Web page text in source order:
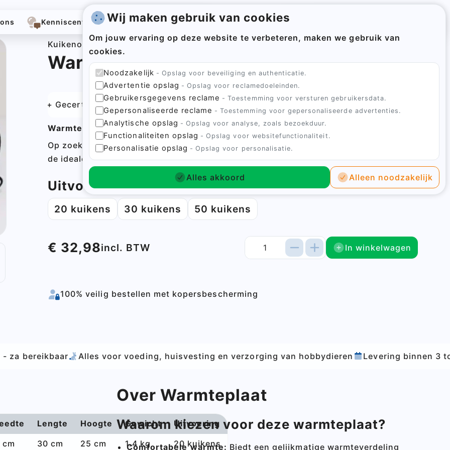
Wij maken gebruik van cookies
Om jouw ervaring op deze website te verbeteren, maken we gebruik van
cookies.
Noodzakelijk Opslag voor beveiliging en authenticatie.
Advertentie opslag Opslag voor reclamedoeleinden.
Gebruikersgegevens reclame Toestemming voor versturen gebruikersdata.
Gepersonaliseerde reclame Toestemming voor gepersonaliseerde advertenties.
Analytische opslag Opslag voor analyse, zoals bezoekduur.
Functionaliteiten opslag Opslag voor websitefunctionaliteit.
Personalisatie opslag Opslag voor personalisatie.
Alles akkoord Alleen noodzakelijk
Kenniscentrum Contact Menu
Kuikenopfok
Warmteplaat
Gecertificeerd Levering binnen 3 tot 5 werkdagen 4.9 uit 100+ beoordelingen
Warmteplaat: Geef je kuikens de warmte die ze nodig hebben!
Op zoek naar een energiezuinige warmtebron voor je kuikens? Deze warmteplaat is
de ideale oplossing!
Uitvoering
20 kuikens 30 kuikens 50 kuikens
€ 32,98incl. BTW In winkelwagen
100% veilig bestellen met kopersbescherming
voor voeding, huisvesting en verzorging van hobbydieren Levering binnen 3 tot 5 werkdagen
Lengte Hoogte Gewicht
Uitvoering
cm 30 cm 25 cm 1.4 kg
20 kuikens
Over Warmteplaat
Waarom kiezen voor deze warmteplaat?
Comfortabele warmte: Biedt een gelijkmatige warmteverdeling
Begin met typen om te zoeken...
Sluiten
je bestelling!
We gaan aan de slag om jouw bestelling te verwerken.
in onze webshop.
gelukt. Plaats je bestelling opnieuw om jouw bestelling te bevestigen.